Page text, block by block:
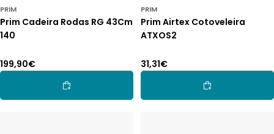
PRIM
Prim Cadeira Rodas RG 43Cm
140
Preço
normal
199,90€
Adicionar Ao Carrinho
PRIM
Prim Airtex Cotoveleira
ATXOS2
Preço
normal
31,31€
Adicionar Ao